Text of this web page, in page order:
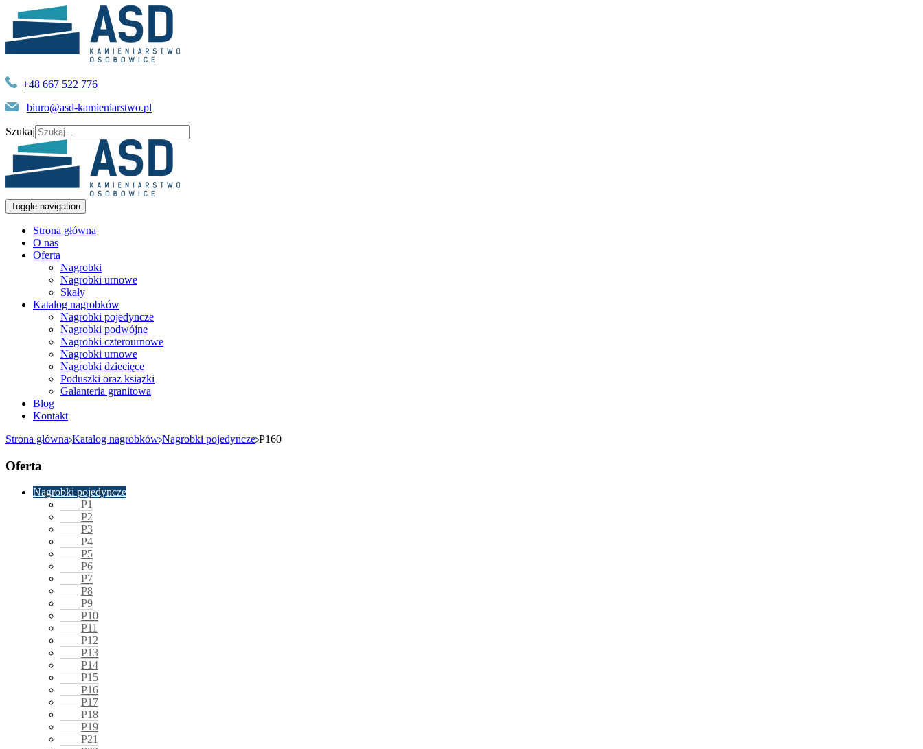
+48 667 522 776
biuro@asd-kamieniarstwo.pl
Szukaj
Toggle navigation
Strona główna
O nas
Oferta
Nagrobki
Nagrobki urnowe
Skały
Katalog nagrobków
Nagrobki pojedyncze
Nagrobki podwójne
Nagrobki czterournowe
Nagrobki urnowe
Nagrobki dziecięce
Poduszki oraz książki
Galanteria granitowa
Blog
Kontakt
Strona główna Katalog nagrobków Nagrobki pojedyncze P160
Oferta
Nagrobki pojedyncze
P1
P2
P3
P4
P5
P6
P7
P8
P9
P10
P11
P12
P13
P14
P15
P16
P17
P18
P19
P21